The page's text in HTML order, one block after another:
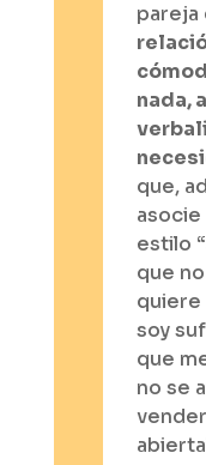
pareja
nada,
que,
estilo
que
quiere
soy
que
no se